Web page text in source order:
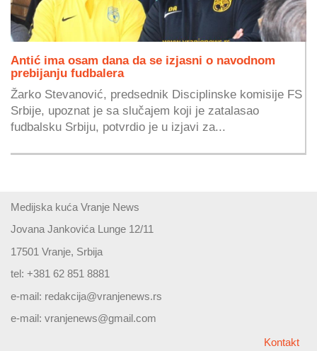
Antić ima osam dana da se izjasni o navodnom
prebijanju fudbalera
Žarko Stevanović, predsednik Disciplinske komisije FS
Srbije, upoznat je sa slučajem koji je zatalasao
fudbalsku Srbiju, potvrdio je u izjavi za...
Medijska kuća Vranje News
Jovana Jankovića Lunge 12/11
17501 Vranje, Srbija
tel: +381 62 851 8881
e-mail: redakcija@vranjenews.rs
e-mail: vranjenews@gmail.com
Kontakt